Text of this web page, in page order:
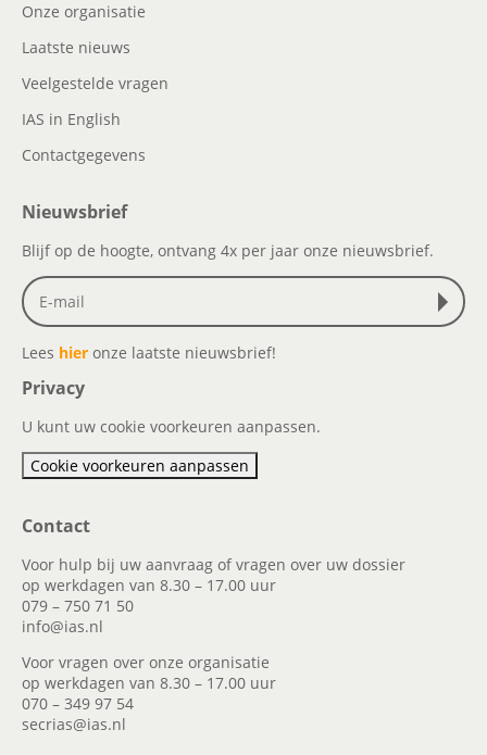
Onze organisatie
Laatste nieuws
Veelgestelde vragen
IAS in English
Contactgegevens
Nieuwsbrief
Blijf op de hoogte, ontvang 4x per jaar onze nieuwsbrief.
Lees hier onze laatste nieuwsbrief!
Privacy
U kunt uw cookie voorkeuren aanpassen.
Cookie voorkeuren aanpassen
Contact
Voor hulp bij uw aanvraag of vragen over uw dossier
op werkdagen van 8.30 – 17.00 uur
079 – 750 71 50
info@ias.nl
Voor vragen over onze organisatie
op werkdagen van 8.30 – 17.00 uur
070 – 349 97 54
secrias@ias.nl